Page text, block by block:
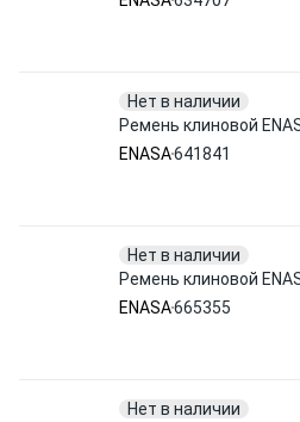
Нет в наличии
Ремень клиновой
ENASA641841
Нет в наличии
Ремень клиновой
ENASA665355
Нет в наличии